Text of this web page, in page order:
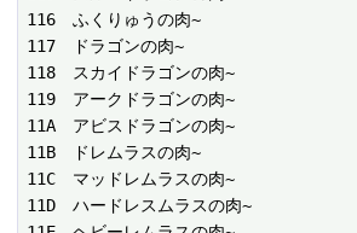
116　ふくりゅうの肉~
117　ドラゴンの肉~
118　スカイドラゴンの肉~
119　アークドラゴンの肉~
11A　アビスドラゴンの肉~
11B　ドレムラスの肉~
11C　マッドレムラスの肉~
11D　ハードレスムラスの肉~